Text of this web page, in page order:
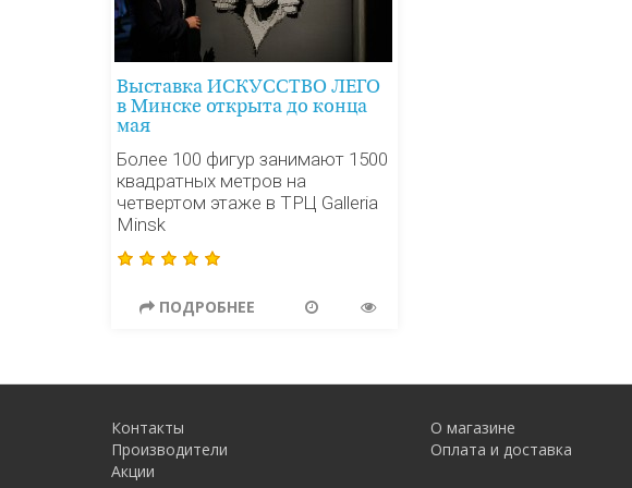
Выставка ИСКУССТВО ЛЕГО
в Минске открыта до конца
мая
Более 100 фигур занимают 1500
квадратных метров на
четвертом этаже в ТРЦ Galleria
Minsk
ПОДРОБНЕЕ
Контакты
Производители
Акции
О магазине
Оплата и доставка